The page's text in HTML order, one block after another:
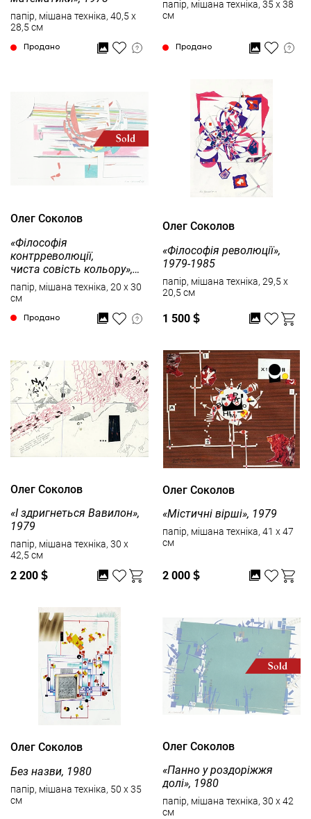
папір, мішана техніка, 40,5 x
28,5 см
Продано
папір, мішана техніка, 35 x 38
см
Продано
Олег Соколов
«Філософія
контрреволюції,
чиста совість кольору»,
1979-1985
папір, мішана техніка, 20 x 30
см
Продано
Олег Соколов
«Філософія революції»,
1979-1985
папір, мішана техніка, 29,5 x
20,5 см
1 500 $
Олег Соколов
«І здригнеться Вавилон»,
1979
папір, мішана техніка, 30 x
42,5 см
2 200 $
Олег Соколов
«Містичні вірші», 1979
папір, мішана техніка, 41 x 47
см
2 000 $
Олег Соколов
Без назви, 1980
папір, мішана техніка, 50 x 35
см
Олег Соколов
«Панно у роздоріжжя
долі», 1980
папір, мішана техніка, 30 x 42
см